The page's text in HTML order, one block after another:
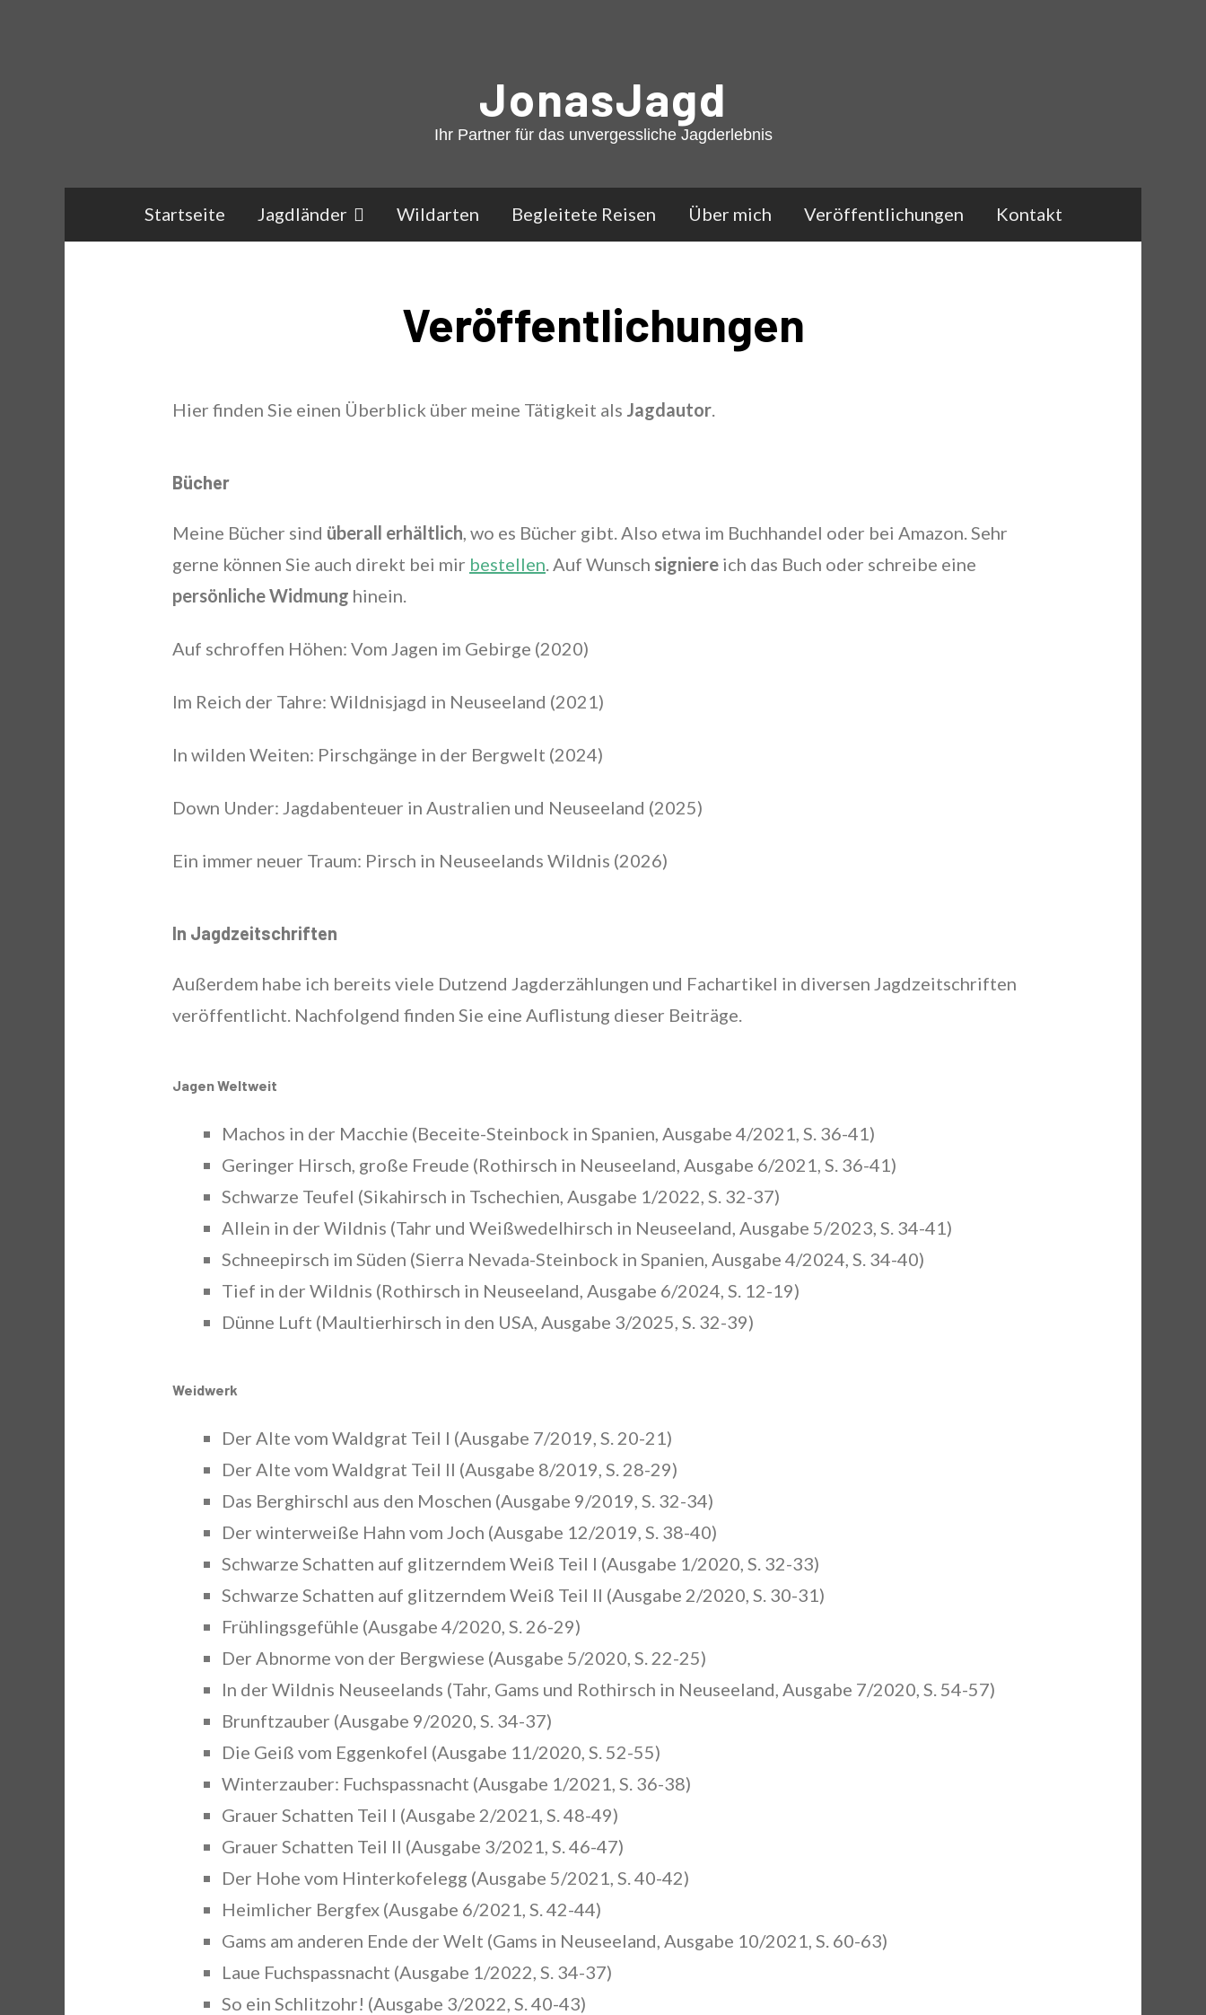
JonasJagd
Ihr Partner für das unvergessliche Jagderlebnis
Startseite Jagdländer Wildarten Begleitete Reisen Über mich Veröffentlichungen Kontakt
Veröffentlichungen
Hier finden Sie einen Überblick über meine Tätigkeit als Jagdautor.
Bücher
Meine Bücher sind überall erhältlich, wo es Bücher gibt. Also etwa im Buchhandel oder bei Amazon. Sehr
gerne können Sie auch direkt bei mir bestellen. Auf Wunsch signiere ich das Buch oder schreibe eine
persönliche Widmung hinein.
Auf schroffen Höhen: Vom Jagen im Gebirge (2020)
Im Reich der Tahre: Wildnisjagd in Neuseeland (2021)
In wilden Weiten: Pirschgänge in der Bergwelt (2024)
Down Under: Jagdabenteuer in Australien und Neuseeland (2025)
Ein immer neuer Traum: Pirsch in Neuseelands Wildnis (2026)
In Jagdzeitschriften
Außerdem habe ich bereits viele Dutzend Jagderzählungen und Fachartikel in diversen Jagdzeitschriften
veröffentlicht. Nachfolgend finden Sie eine Auflistung dieser Beiträge.
Jagen Weltweit
Machos in der Macchie (Beceite-Steinbock in Spanien, Ausgabe 4/2021, S. 36-41)
Geringer Hirsch, große Freude (Rothirsch in Neuseeland, Ausgabe 6/2021, S. 36-41)
Schwarze Teufel (Sikahirsch in Tschechien, Ausgabe 1/2022, S. 32-37)
Allein in der Wildnis (Tahr und Weißwedelhirsch in Neuseeland, Ausgabe 5/2023, S. 34-41)
Schneepirsch im Süden (Sierra Nevada-Steinbock in Spanien, Ausgabe 4/2024, S. 34-40)
Tief in der Wildnis (Rothirsch in Neuseeland, Ausgabe 6/2024, S. 12-19)
Dünne Luft (Maultierhirsch in den USA, Ausgabe 3/2025, S. 32-39)
Weidwerk
Der Alte vom Waldgrat Teil I (Ausgabe 7/2019, S. 20-21)
Der Alte vom Waldgrat Teil II (Ausgabe 8/2019, S. 28-29)
Das Berghirschl aus den Moschen (Ausgabe 9/2019, S. 32-34)
Der winterweiße Hahn vom Joch (Ausgabe 12/2019, S. 38-40)
Schwarze Schatten auf glitzerndem Weiß Teil I (Ausgabe 1/2020, S. 32-33)
Schwarze Schatten auf glitzerndem Weiß Teil II (Ausgabe 2/2020, S. 30-31)
Frühlingsgefühle (Ausgabe 4/2020, S. 26-29)
Der Abnorme von der Bergwiese (Ausgabe 5/2020, S. 22-25)
In der Wildnis Neuseelands (Tahr, Gams und Rothirsch in Neuseeland, Ausgabe 7/2020, S. 54-57)
Brunftzauber (Ausgabe 9/2020, S. 34-37)
Die Geiß vom Eggenkofel (Ausgabe 11/2020, S. 52-55)
Winterzauber: Fuchspassnacht (Ausgabe 1/2021, S. 36-38)
Grauer Schatten Teil I (Ausgabe 2/2021, S. 48-49)
Grauer Schatten Teil II (Ausgabe 3/2021, S. 46-47)
Der Hohe vom Hinterkofelegg (Ausgabe 5/2021, S. 40-42)
Heimlicher Bergfex (Ausgabe 6/2021, S. 42-44)
Gams am anderen Ende der Welt (Gams in Neuseeland, Ausgabe 10/2021, S. 60-63)
Laue Fuchspassnacht (Ausgabe 1/2022, S. 34-37)
So ein Schlitzohr! (Ausgabe 3/2022, S. 40-43)